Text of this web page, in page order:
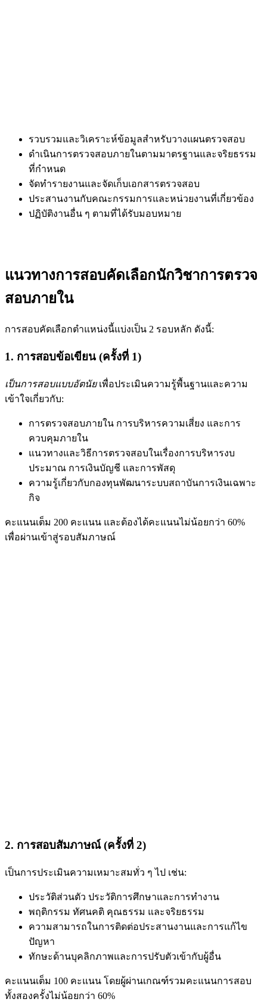
รวบรวมและวิเคราะห์ข้อมูลสำหรับวางแผนตรวจสอบ
ดำเนินการตรวจสอบภายในตามมาตรฐานและจริยธรรม
ที่กำหนด
จัดทำรายงานและจัดเก็บเอกสารตรวจสอบ
ประสานงานกับคณะกรรมการและหน่วยงานที่เกี่ยวข้อง
ปฏิบัติงานอื่น ๆ ตามที่ได้รับมอบหมาย
แนวทางการสอบคัดเลือกนักวิชาการตรวจ
สอบภายใน
การสอบคัดเลือกตำแหน่งนี้แบ่งเป็น 2 รอบหลัก ดังนี้:
1. การสอบข้อเขียน (ครั้งที่ 1)
เป็นการสอบแบบอัตนัยเพื่อประเมินความรู้พื้นฐานและความ
เข้าใจเกี่ยวกับ:
การตรวจสอบภายใน การบริหารความเสี่ยง และการ
ควบคุมภายใน
แนวทางและวิธีการตรวจสอบในเรื่องการบริหารงบ
ประมาณ การเงินบัญชี และการพัสดุ
ความรู้เกี่ยวกับกองทุนพัฒนาระบบสถาบันการเงินเฉพาะ
กิจ
คะแนนเต็ม 200 คะแนน และต้องได้คะแนนไม่น้อยกว่า 60%
เพื่อผ่านเข้าสู่รอบสัมภาษณ์
2. การสอบสัมภาษณ์ (ครั้งที่ 2)
เป็นการประเมินความเหมาะสมทั่ว ๆ ไป เช่น:
ประวัติส่วนตัว ประวัติการศึกษาและการทำงาน
พฤติกรรม ทัศนคติ คุณธรรม และจริยธรรม
ความสามารถในการติดต่อประสานงานและการแก้ไข
ปัญหา
ทักษะด้านบุคลิกภาพและการปรับตัวเข้ากับผู้อื่น
คะแนนเต็ม 100 คะแนน โดยผู้ผ่านเกณฑ์รวมคะแนนการสอบ
ทั้งสองครั้งไม่น้อยกว่า 60%